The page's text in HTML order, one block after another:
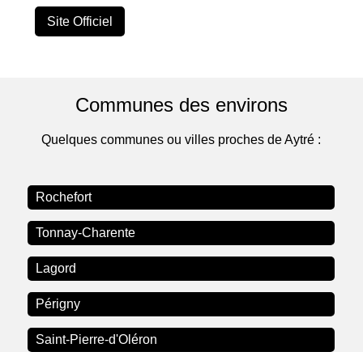
Site Officiel
Communes des environs
Quelques communes ou villes proches de Aytré :
Rochefort
Tonnay-Charente
Lagord
Périgny
Saint-Pierre-d'Oléron